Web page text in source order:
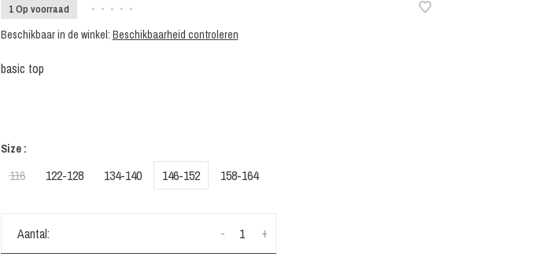
1 Op voorraad • • • • •
Beschikbaar in de winkel: Beschikbaarheid controleren
basic top
Size :
116 122-128 134-140 146-152 158-164
Aantal: +
-